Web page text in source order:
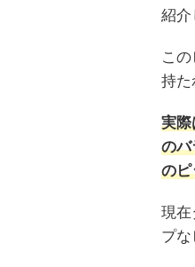
紹介
こ
持た
実際
のバ
のピ
現在
プ